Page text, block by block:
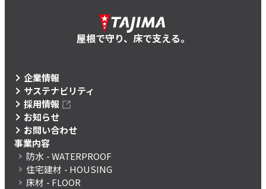
屋根で守り、床で支える。
企業情報
サステナビリティ
採用情報
お知らせ
お問い合わせ
事業内容
防水 - WATERPROOF
住宅建材 - HOUSING
床材 - FLOOR